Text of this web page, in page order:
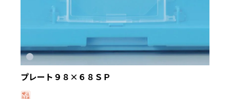
プレート９８×６８ＳＰ